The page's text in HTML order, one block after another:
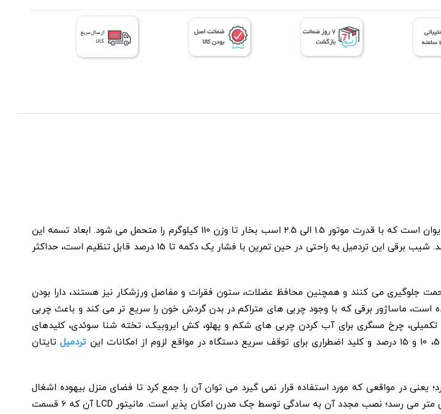
تردمیل تایتان فیتنس Titan Fitness TF6700V تردمیلی خانگی، چند کاره و ساخت کشور تایوان است که با قدرت موتور 1.5 الی 2.5 اسب بخار تا وزن 110 کیلوگرم را متحمل می شود. ابعاد تسمه این
محصول به طول: 126 و عرض: 44 سانتی متر است که فضای دویدن مناسبی را فراهم می کند. شیب برقی این تردمیل به راحتی در حین تمرین با فشار یک دکمه تا 15 درصد قابل تنظیم است، حداکثر
جلوگیری می کنند و همچنین محافظ عضلات، ستون فقرات و مفاصل ورزشکار نیز هستند، دارا بودن
اتوماتیک که از پیش تعیین شده است، ماساژور برقی که با وجود چربی های متراکم در بدن گردش خون را سریع تر می کند و باعث چربی
تکمیلی، چرخ مسگری برای آب کردن چربی های شکم و پهلو، کش ایروبیک، تخته شنا سوئدی، کلیدهای
تردمیلتایتان
135 سانتی متر قابلیت تاشوندگی دارد؛ یعنی در مواقعی که مورد استفاده قرار نمی گیرد می توان آن را جمع کرد تا فضای منزل بیهوده اشغال
نشود؛ در حالت جمع حدود 50 درصد از حجم دستگاه کاسته می شود و طول آن به 81 سانتی متر می رسد؛ نصب مجدد آن به سادگی توسط جک مدرن امکان پذیر است. مانیتور LCD آن که 6 قسمت